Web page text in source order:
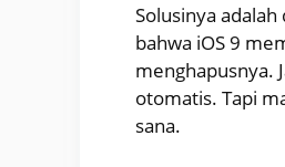
Solusinya
bahwa iOS 9
menghapusnya.
otomatis. Tapi
sana.